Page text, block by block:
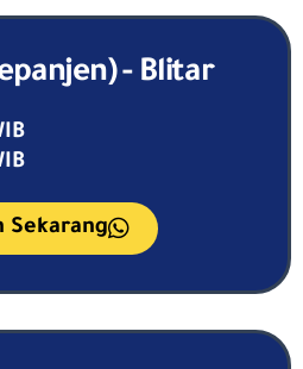
- Blitar
Sekarang